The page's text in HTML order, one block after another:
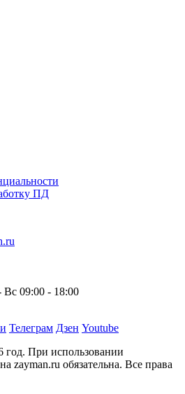
ПД
09:00 - 18:00
Телеграм Дзен Youtube
При использовании
zayman.ru обязательна. Все права